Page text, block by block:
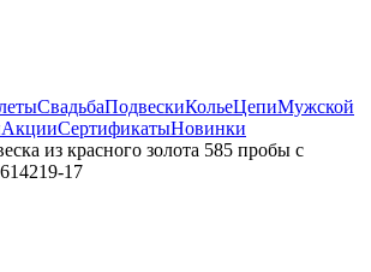
СвадьбаПодвескиКольеЦепиМужской
АкцииСертификатыНовинки
из красного золота 585 пробы с
17